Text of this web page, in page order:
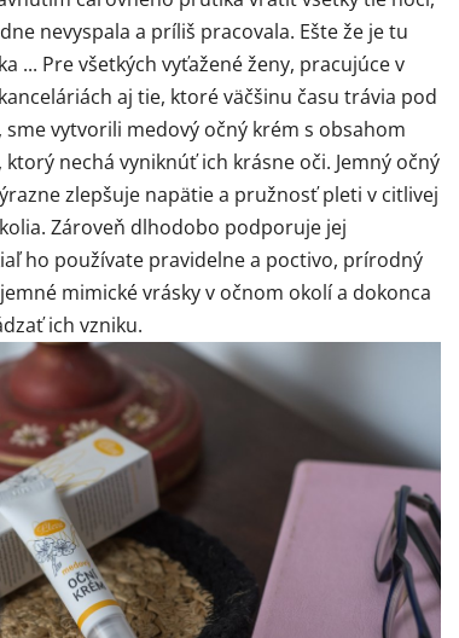
nevyspala a príliš pracovala. Ešte že je tu
... Pre všetkých vyťažené ženy, pracujúce v
aj tie, ktoré väčšinu času trávia pod
vytvorili medový očný krém s obsahom
nechá vyniknúť ich krásne oči. Jemný očný
zlepšuje napätie a pružnosť pleti v citlivej
Zároveň dlhodobo podporuje jej
ho používate pravidelne a poctivo, prírodný
mimické vrásky v očnom okolí a dokonca
ich vzniku.